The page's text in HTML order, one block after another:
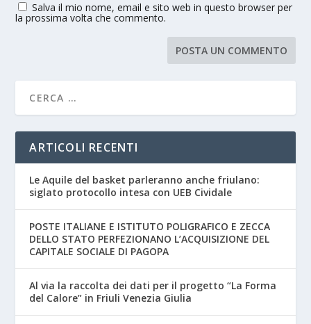
Salva il mio nome, email e sito web in questo browser per
la prossima volta che commento.
ARTICOLI RECENTI
Le Aquile del basket parleranno anche friulano:
siglato protocollo intesa con UEB Cividale
POSTE ITALIANE E ISTITUTO POLIGRAFICO E ZECCA
DELLO STATO PERFEZIONANO L’ACQUISIZIONE DEL
CAPITALE SOCIALE DI PAGOPA
Al via la raccolta dei dati per il progetto “La Forma
del Calore” in Friuli Venezia Giulia